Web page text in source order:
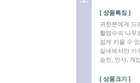
[ 상품특징 ]
귀한분에게 드
활엽수의 나무
쉽게 키울 수
실내에서만 키
승진, 인사, 개
[ 상품크기 ]